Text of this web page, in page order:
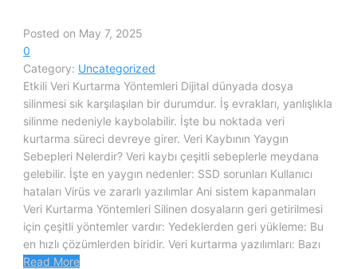
Posted on May 7, 2025
0
Category: Uncategorized
Etkili Veri Kurtarma Yöntemleri Dijital dünyada dosya
silinmesi sık karşılaşılan bir durumdur. İş evrakları, yanlışlıkla
silinme nedeniyle kaybolabilir. İşte bu noktada veri
kurtarma süreci devreye girer. Veri Kaybının Yaygın
Sebepleri Nelerdir? Veri kaybı çeşitli sebeplerle meydana
gelebilir. İşte en yaygın nedenler: SSD sorunları Kullanıcı
hataları Virüs ve zararlı yazılımlar Ani sistem kapanmaları
Veri Kurtarma Yöntemleri Silinen dosyaların geri getirilmesi
için çeşitli yöntemler vardır: Yedeklerden geri yükleme: Bu
en hızlı çözümlerden biridir. Veri kurtarma yazılımları: Bazı
Read More